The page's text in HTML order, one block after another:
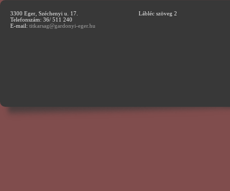
3300 Eger, Széchenyi u. 17.
Telefonszám: 36/ 511 240
E-mail: titkarsag@gardonyi-eger.hu
Lábléc szöveg 2